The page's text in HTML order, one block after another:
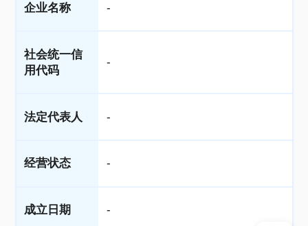
企业名称 -
社会统一信
用代码
-
法定代表人 -
经营状态 -
成立日期 -